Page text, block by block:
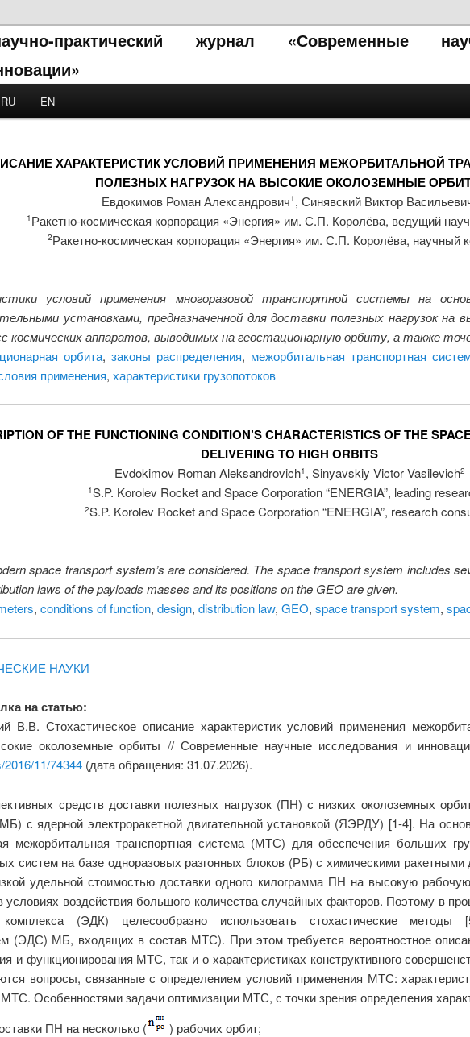
практический журнал «Современные
RU EN
ХАРАКТЕРИСТИК УСЛОВИЙ ПРИМЕНЕНИЯ МЕЖОРБИТАЛЬНОЙ
ПОЛЕЗНЫХ НАГРУЗОК НА ВЫСОКИЕ ОКОЛОЗЕМНЫЕ
Евдокимов Роман Александрович1 , Синявский Виктор
1 Ракетно-космическая корпорация «Энергия» им. С.П. Королёва, ведущий
2Ракетно-космическая корпорация «Энергия» им. С.П. Королёва, научный
условий применения многоразовой транспортной системы на
установками, предназначенной для доставки полезных нагрузок
космических аппаратов, выводимых на геостационарную орбиту, а также
орбита,законы распределения, межорбитальная транспортная
применения, характеристики грузопотоков
OF THE FUNCTIONING CONDITION’S CHARACTERISTICS OF THE
DELIVERING TO HIGH ORBITS
Evdokimov Roman Aleksandrovich1 , Sinyavskiy Victor Vasilevich2
1S.P. Korolev Rocket and Space Corporation “ENERGIA”, leading
2S.P. Korolev Rocket and Space Corporation “ENERGIA”, research
space transport system’s are considered. The space transport system includes
laws of the payloads masses and its positions on the GEO are given.
, conditions of function, design, distribution law, GEO, space transport system,
НАУКИ
на статью:
В.В. Стохастическое описание характеристик условий применения
околоземные орбиты // Современные научные исследования и
11/74344(дата обращения: 31.07.2026).
средств доставки полезных нагрузок (ПН) с низких околоземных
с ядерной электроракетной двигательной установкой (ЯЭРДУ) [1-4]. На
межорбитальная транспортная система (МТС) для обеспечения больших
систем на базе одноразовых разгонных блоков (РБ) с химическими
удельной стоимостью доставки одного килограмма ПН на высокую
воздействия большого количества случайных факторов. Поэтому в
комплекса (ЭДК) целесообразно использовать стохастические
(ЭДС) МБ, входящих в состав МТС). При этом требуется вероятностное
и функционирования МТС, так и о характеристиках конструктивного
вопросы, связанные с определением условий применения МТС:
Особенностями задачи оптимизации МТС, с точки зрения определения
ПН на несколько (
) рабочих орбит;